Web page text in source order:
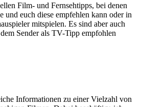
Film- und Fernsehtipps, bei denen
und euch diese empfehlen kann oder in
mitspielen. Es sind aber auch
Sender als TV-Tipp empfohlen
Informationen zu einer Vielzahl von